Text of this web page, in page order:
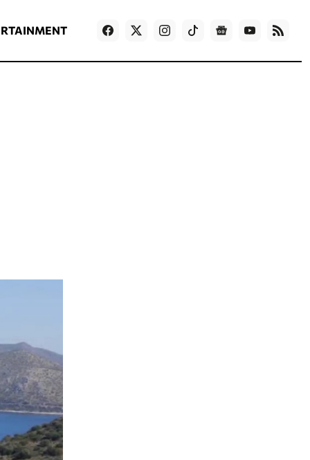
Games